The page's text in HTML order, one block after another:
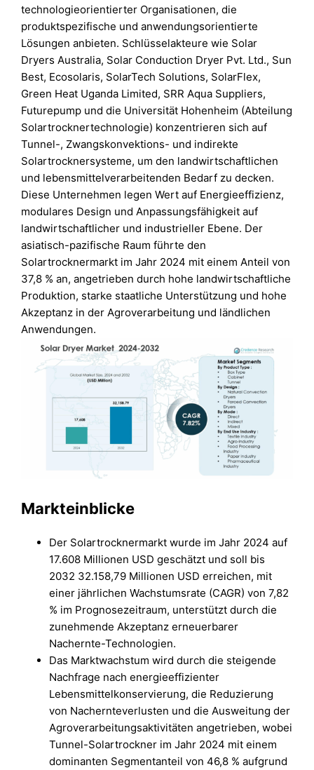
technologieorientierter Organisationen, die
produktspezifische und anwendungsorientierte
Lösungen anbieten. Schlüsselakteure wie Solar
Dryers Australia, Solar Conduction Dryer Pvt. Ltd., Sun
Best, Ecosolaris, SolarTech Solutions, SolarFlex,
Green Heat Uganda Limited, SRR Aqua Suppliers,
Futurepump und die Universität Hohenheim (Abteilung
Solartrocknertechnologie) konzentrieren sich auf
Tunnel-, Zwangskonvektions- und indirekte
Solartrocknersysteme, um den landwirtschaftlichen
und lebensmittelverarbeitenden Bedarf zu decken.
Diese Unternehmen legen Wert auf Energieeffizienz,
modulares Design und Anpassungsfähigkeit auf
landwirtschaftlicher und industrieller Ebene. Der
asiatisch-pazifische Raum führte den
Solartrocknermarkt im Jahr 2024 mit einem Anteil von
37,8 % an, angetrieben durch hohe landwirtschaftliche
Produktion, starke staatliche Unterstützung und hohe
Akzeptanz in der Agroverarbeitung und ländlichen
Anwendungen.
Markteinblicke
Der Solartrocknermarkt wurde im Jahr 2024 auf
17.608 Millionen USD geschätzt und soll bis
2032 32.158,79 Millionen USD erreichen, mit
einer jährlichen Wachstumsrate (CAGR) von 7,82
% im Prognosezeitraum, unterstützt durch die
zunehmende Akzeptanz erneuerbarer
Nachernte-Technologien.
Das Marktwachstum wird durch die steigende
Nachfrage nach energieeffizienter
Lebensmittelkonservierung, die Reduzierung
von Nachernteverlusten und die Ausweitung der
Agroverarbeitungsaktivitäten angetrieben, wobei
Tunnel-Solartrockner im Jahr 2024 mit einem
dominanten Segmentanteil von 46,8 % aufgrund